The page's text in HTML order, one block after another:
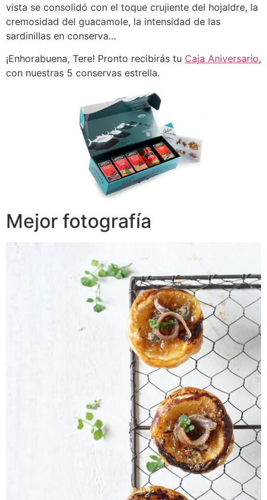
vista se consolidó con el toque crujiente del hojaldre, la
cremosidad del guacamole, la intensidad de las
sardinillas en conserva…
¡Enhorabuena, Tere! Pronto recibirás tu Caja Aniversario,
con nuestras 5 conservas estrella.
Mejor fotografía